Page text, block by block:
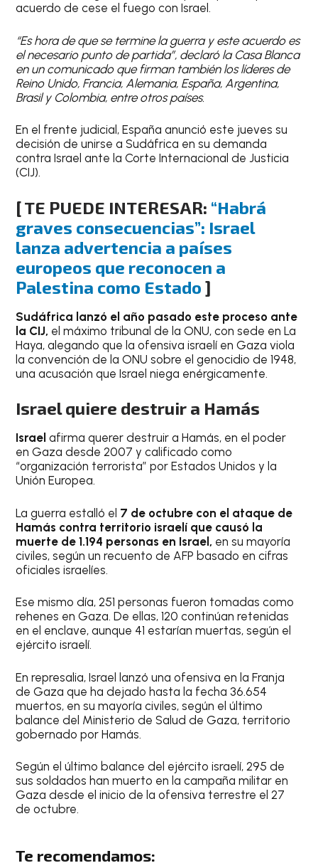
acuerdo de cese el fuego con Israel.
“Es hora de que se termine la guerra y este acuerdo es
el necesario punto de partida”, declaró la Casa Blanca
en un comunicado que firman también los líderes de
Reino Unido, Francia, Alemania, España, Argentina,
Brasil y Colombia, entre otros países.
En el frente judicial, España anunció este jueves su
decisión de unirse a Sudáfrica en su demanda
contra Israel ante la Corte Internacional de Justicia
(CIJ).
[ TE PUEDE INTERESAR: “Habrá
graves consecuencias”: Israel
lanza advertencia a países
europeos que reconocen a
Palestina como Estado ]
Sudáfrica lanzó el año pasado este proceso ante
la CIJ, el máximo tribunal de la ONU, con sede en La
Haya, alegando que la ofensiva israelí en Gaza viola
la convención de la ONU sobre el genocidio de 1948,
una acusación que Israel niega enérgicamente.
Israel quiere destruir a Hamás
Israelafirma querer destruir a Hamás, en el poder
en Gaza desde 2007 y calificado como
“organización terrorista” por Estados Unidos y la
Unión Europea.
La guerra estalló el 7 de octubre con el ataque de
Hamás contra territorio israelí que causó la
muerte de 1.194 personas en Israel, en su mayoría
civiles, según un recuento de AFP basado en cifras
oficiales israelíes.
Ese mismo día, 251 personas fueron tomadas como
rehenes en Gaza. De ellas, 120 continúan retenidas
en el enclave, aunque 41 estarían muertas, según el
ejército israelí.
En represalia, Israel lanzó una ofensiva en la Franja
de Gaza que ha dejado hasta la fecha 36.654
muertos, en su mayoría civiles, según el último
balance del Ministerio de Salud de Gaza, territorio
gobernado por Hamás.
Según el último balance del ejército israelí, 295 de
sus soldados han muerto en la campaña militar en
Gaza desde el inicio de la ofensiva terrestre el 27
de octubre.
Te recomendamos: